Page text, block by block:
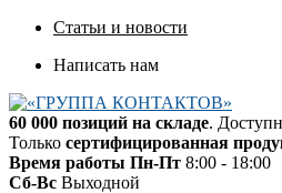
Статьи и новости
Написать нам
60 000 позиций на складе.
Только сертифицированная
Время работы Пн-Пт 8:00 - 18:00
Сб-Вс Выходной